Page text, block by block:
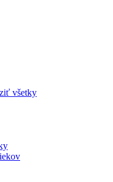
všetky